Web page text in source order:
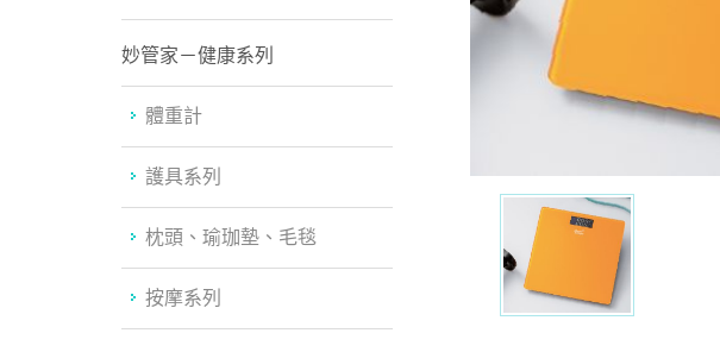
妙管家－健康系列
體重計
護具系列
枕頭、瑜珈墊、毛毯
按摩系列